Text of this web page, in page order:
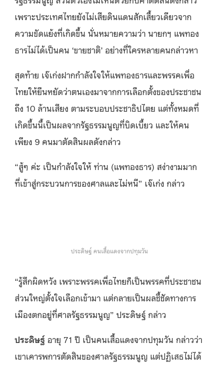
เพราะประเทศไทยยังไม่เสียดินแดนสักเสี้ยวเดียวจาก
ความขัดแย้งที่เกิดขึ้น นั่นหมายความว่า นายกฯ แพทอง
ธารไม่ได้เป็นคน ‘ขายชาติ’ อย่างที่ใครหลายคนกล่าวหา
สุดท้าย เจ๊เก่งฝากกำลังใจให้แพทองธารและพรรคเพื่อ
ไทยให้ยืนหยัดว่าตนเองมาจากการเลือกตั้งของประชาชน
ถึง 10 ล้านเสียง ตามระบอบประชาธิปไตย แต่ทั้งหมดที่
เกิดขึ้นนี้เป็นผลจากรัฐธรรมนูญที่บิดเบี้ยว และให้คน
เพียง 9 คนมาตัดสินผลดังกล่าว
“สู้ๆ ค่ะ เป็นกำลังใจให้ ท่าน (แพทองธาร) สง่างามมาก
ที่เข้าสู่กระบวนการของศาลและไม่หนี” เจ๊เก่ง กล่าว
ประดิษฐ์ คนเสื้อแดงจากปทุมวัน
“รู้สึกผิดหวัง เพราะพรรคเพื่อไทยก็เป็นพรรคที่ประชาชน
ส่วนใหญ่ตั้งใจเลือกเข้ามา แต่กลายเป็นผลชี้ชัดทางการ
เมืองตกอยู่ที่ศาลรัฐธรรมนูญ” ประดิษฐ์ กล่าว
ประดิษฐ์ อายุ 71 ปี เป็นคนเสื้อแดงจากปทุมวัน กล่าวว่า
เขาเคารพการตัดสินของศาลรัฐธรรมนูญ แต่ปฏิเสธไม่ได้